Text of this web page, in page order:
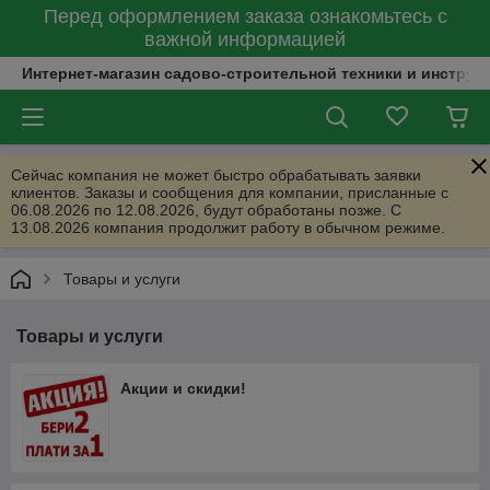
Перед оформлением заказа ознакомьтесь с
важной информацией
Интернет-магазин садово-строительной техники и
Сейчас компания не может быстро обрабатывать заявки
клиентов. Заказы и сообщения для компании, присланные с
06.08.2026 по 12.08.2026, будут обработаны позже. С
13.08.2026 компания продолжит работу в обычном режиме.
Товары и услуги
Товары и услуги
Акции и скидки!